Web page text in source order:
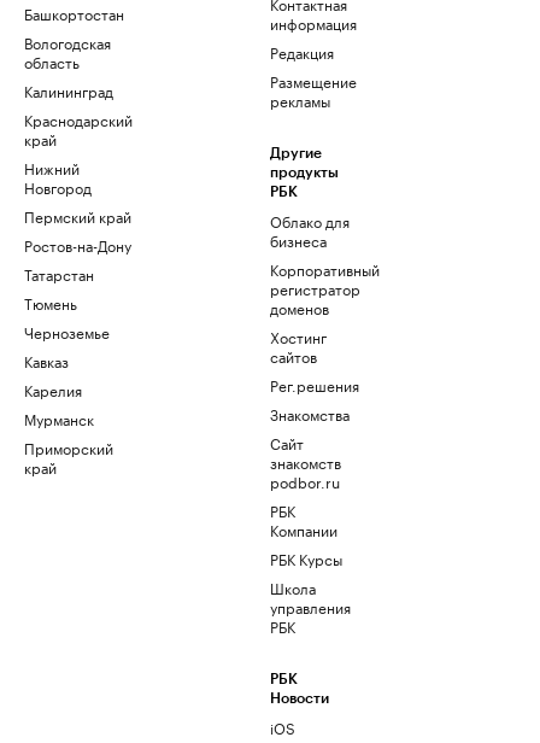
Башкортостан
Вологодская
область
Калининград
Краснодарский
край
Нижний
Новгород
Пермский край
Ростов-на-Дону
Татарстан
Тюмень
Черноземье
Кавказ
Карелия
Мурманск
Приморский
край
информация
Редакция
Размещение
рекламы
Другие
продукты
РБК
Облако для
бизнеса
Корпоративный
регистратор
доменов
Хостинг
сайтов
Рег.решения
Знакомства
Сайт
знакомств
podbor.ru
РБК
Компании
РБК Курсы
Школа
управления
РБК
РБК
Новости
iOS